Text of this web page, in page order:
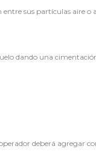
sus partículas aire o
dando una
deberá agregar